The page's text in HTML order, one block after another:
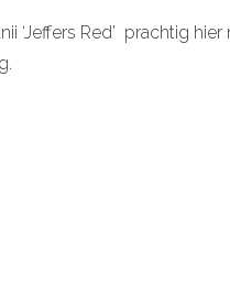
‘Jeffers Red’ prachtig